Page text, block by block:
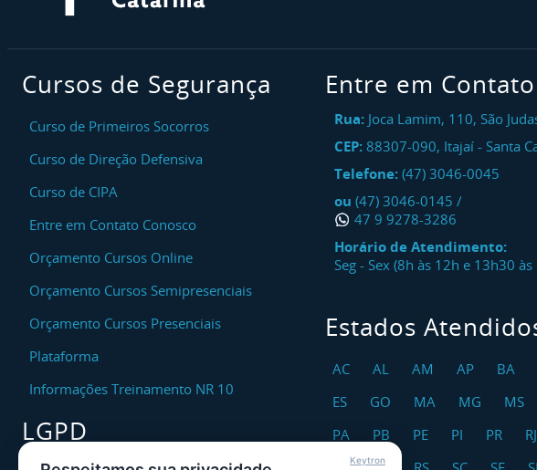
Cursos de Segurança
Curso de Primeiros Socorros
Curso de Direção Defensiva
Curso de CIPA
Entre em Contato Conosco
Orçamento Cursos Online
Orçamento Cursos Semipresenciais
Orçamento Cursos Presenciais
Plataforma
Informações Treinamento NR 10
LGPD
Entre em Contato
Rua: Joca Lamim, 110, São
CEP: 88307-090, Itajaí - Santa
Telefone: (47) 3046-0045
ou (47) 3046-0145 /
47 9 9278-3286
Horário de Atendimento:
Seg - Sex (8h às 12h e 13h30 às
Estados
AC AL AM AP BA
ES
GO MA MG MS
PA
PB PE PI PR RJ
Keytron